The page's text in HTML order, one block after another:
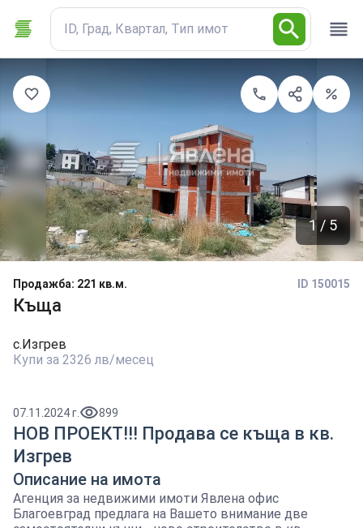
ID, Град, Квартал, Тип имот
1 / 5
Продажба: 221 кв.м.
Къща
ID 150015
с.Изгрев
Купи за 2326 лв/месец
07.11.2024 г. 899
НОВ ПРОЕКТ!!! Продава се къща в кв.
Изгрев
Описание на имота
Агенция за недвижими имоти Явлена офис
Благоевград предлага на Вашето внимание две